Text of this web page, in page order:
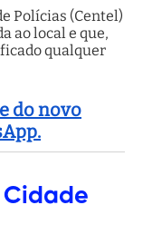
Polícias (Centel)
ao local e que,
qualquer
do novo
Cidade